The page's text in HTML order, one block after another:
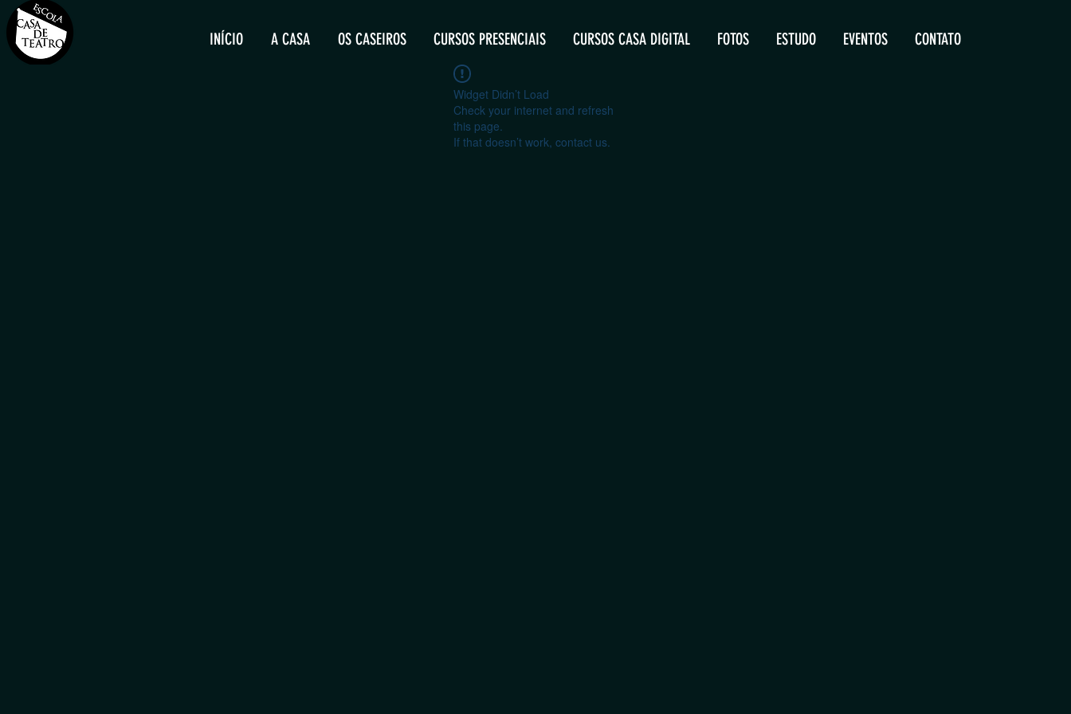
INÍCIO A CASA OS CASEIROS CURSOS PRESENCIAIS CURSOS CASA DIGITAL FOTOS ESTUDO EVENTOS CONTATO
Widget Didn’t Load
Check your internet and refresh
this page.
If that doesn’t work, contact us.